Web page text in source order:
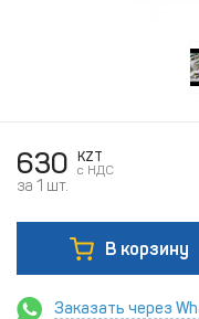
630
KZT
c НДС
за 1 шт.
В корзину
Заказать через